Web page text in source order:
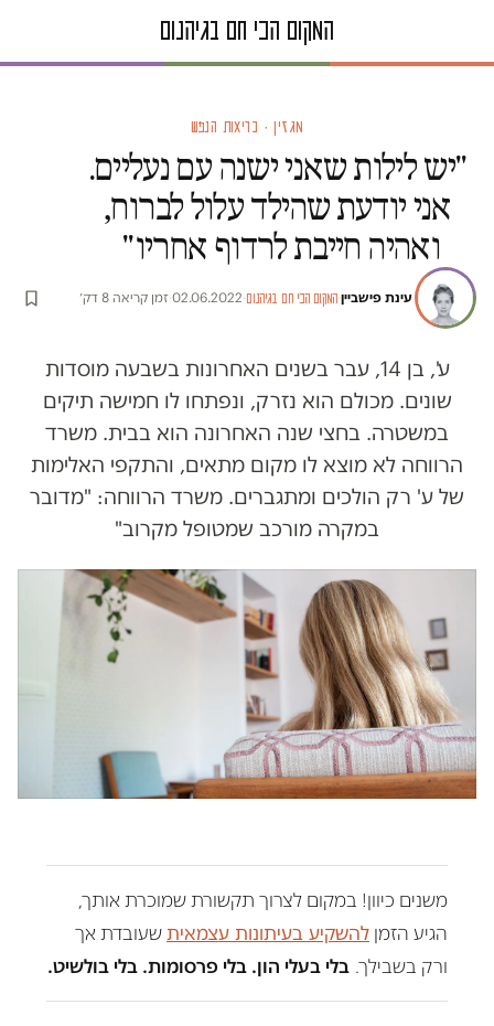
מגזין · בריאות הנפש
"יש לילות שאני ישנה עם נעליים.
אני יודעת שהילד עלול לברוח,
ואהיה חייבת לרדוף אחריו"
עינת פישביין·המקום הכי חם בגיהנום·
02.06.2022
·זמן קריאה 8 דק׳
ע', בן 14, עבר בשנים האחרונות בשבעה מוסדות
שונים. מכולם הוא נזרק, ונפתחו לו חמישה תיקים
במשטרה. בחצי שנה האחרונה הוא בבית. משרד
הרווחה לא מוצא לו מקום מתאים, והתקפי האלימות
של ע' רק הולכים ומתגברים. משרד הרווחה: "מדובר
במקרה מורכב שמטופל מקרוב"
משנים כיוון! במקום לצרוך תקשורת שמוכרת אותך,
הגיע הזמן להשקיע בעיתונות עצמאיתשעובדת אך
ורק בשבילך. בלי בעלי הון. בלי פרסומות. בלי בולשיט.